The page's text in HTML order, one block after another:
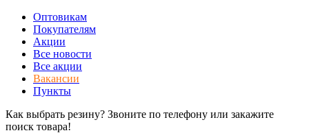
Оптовикам
Покупателям
Акции
Все новости
Все акции
Вакансии
Пункты
Как выбрать резину? Звоните по телефону или закажите
поиск товара!